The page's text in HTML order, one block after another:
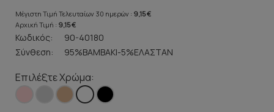
Μέγιστη Τιμή Τελευταίων 30 ημερών : 9,15 €
Αρχική Τιμή : 9,15 €
Κωδικός:
90-40180
Σύνθεση:
95%ΒΑΜΒΑΚΙ-5%ΕΛΑΣΤΑΝ
Επιλέξτε Χρώμα: